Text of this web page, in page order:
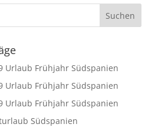
Urlaub Frühjahr Südspanien
Urlaub Frühjahr Südspanien
Urlaub Frühjahr Südspanien
Südspanien